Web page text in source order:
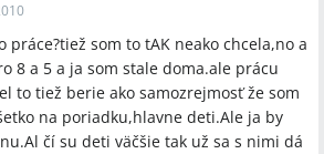
práce?tiež som to tAK neako chcela,no a
8 a 5 a ja som stale doma.ale prácu
to tiež berie ako samozrejmosť že som
na poriadku,hlavne deti.Ale ja by
čí su deti väčšie tak už sa s nimi dá